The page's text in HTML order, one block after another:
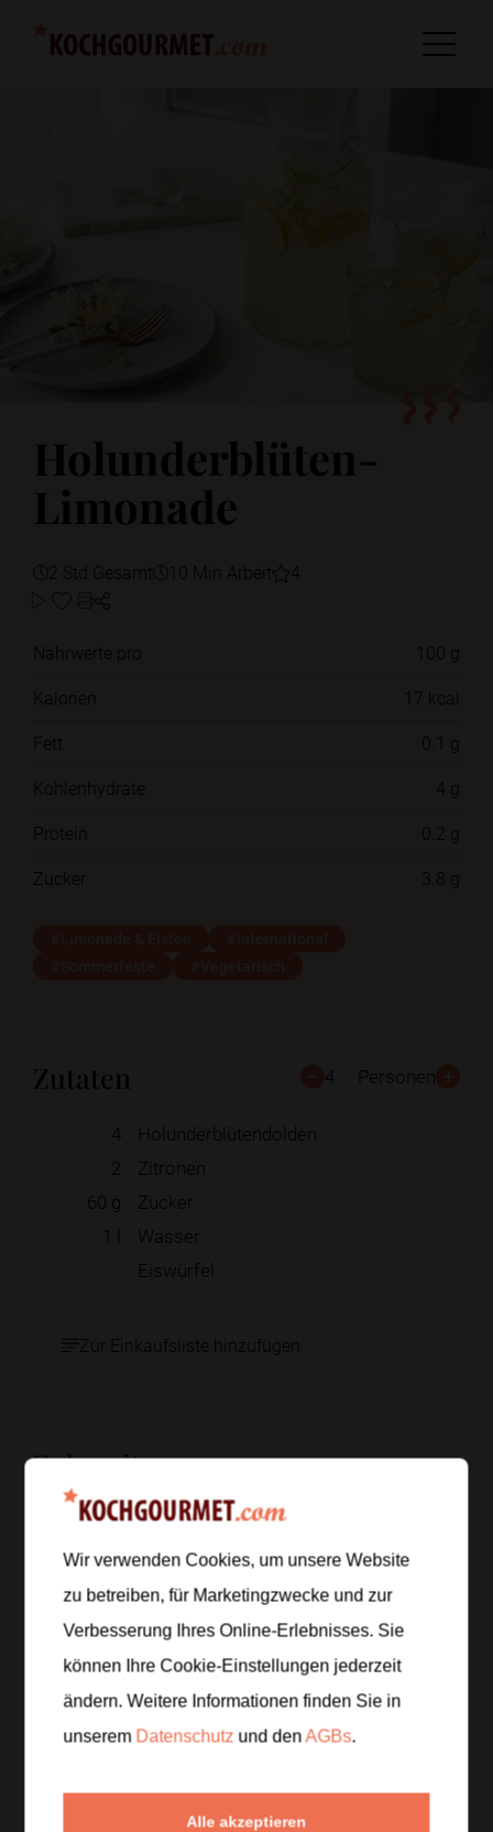
Holunderblüten-
Limonade
2 Std Gesamt 10 Min Arbeit 4
Nährwerte pro
100 g
Kalorien
17 kcal
Fett
0.1 g
Kohlenhydrate
4 g
Protein
0.2 g
Zucker
3.8 g
Zutaten 4 Personen
4
Holunderblütendolden
2
Zitronen
60 g
Zucker
1
Wasser
Eiswürfel
Zur Einkaufsliste hinzufügen
Zubereitung
Schritt 1/6
Die Holunderblütendolden vorsichtig abschütteln,
schneiden.
Schritt 2/6
Das Wasser mit dem Zucker kurz aufkochen, bis
sich der Zucker gelöst hat, dann leicht abkühlen
Wir verwenden Cookies, um unsere Website
zu betreiben, für Marketingzwecke und zur
Verbesserung Ihres Online-Erlebnisses. Sie
können Ihre Cookie-Einstellungen jederzeit
ändern. Weitere Informationen finden Sie in
unserem Datenschutz und denAGBs.
Alle akzeptieren